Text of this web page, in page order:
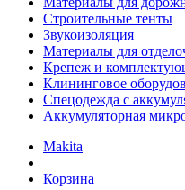
Строительные тенты
Звукоизоляция
Материалы для
Крепеж и
Клининговое
Спецодежда с
Аккумуляторная
Makita
Корзина